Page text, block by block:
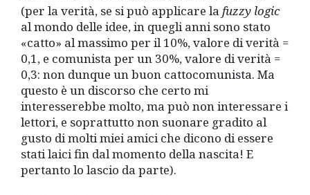
(per la verità, se si può applicare la fuzzy logic
al mondo delle idee, in quegli anni sono stato
«catto» al massimo per il 10%, valore di verità =
0,1, e comunista per un 30%, valore di verità =
0,3: non dunque un buon cattocomunista. Ma
questo è un discorso che certo mi
interesserebbe molto, ma può non interessare i
lettori, e soprattutto non suonare gradito al
gusto di molti miei amici che dicono di essere
stati laici fin dal momento della nascita! E
pertanto lo lascio da parte).